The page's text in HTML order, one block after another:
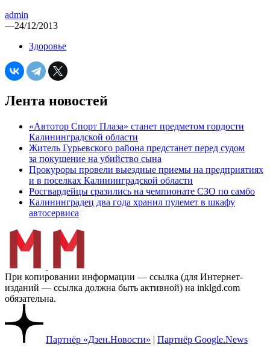
admin
—24/12/2013
Здоровье
Лента новостей
«Автотор Спорт Плаза» станет предметом гордости
Калининградской области
Житель Гурьевского района предстанет перед судом
за покушение на убийство сына
Прокуроры провели выездные приемы на предприятиях
и в поселках Калининградской области
Росгвардейцы сразились на чемпионате СЗО по самбо
Калининградец два года хранил пулемет в шкафу
автосервиса
При копировании информации — ссылка (для Интернет-
изданий — ссылка должна быть активной) на inklgd.com
обязательна.
Партнёр «Дзен.Новости» | Партнёр Google.News